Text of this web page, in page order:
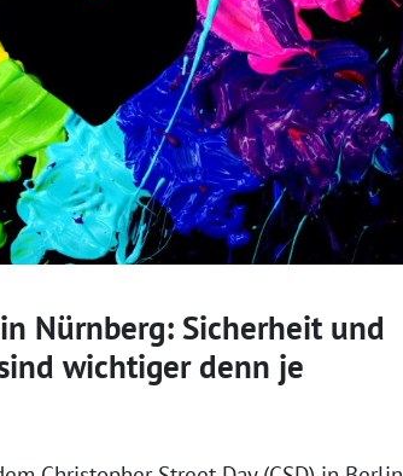
Nürnberg: Sicherheit und
wichtiger denn je